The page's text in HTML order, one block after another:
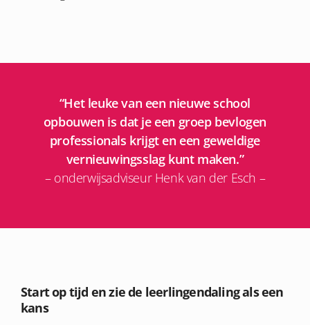
“Het leuke van een nieuwe school
opbouwen is dat je een groep bevlogen
professionals krijgt en een geweldige
vernieuwingsslag kunt maken.”
– onderwijsadviseur Henk van der Esch –
Start op tijd en zie de leerlingendaling als een
kans